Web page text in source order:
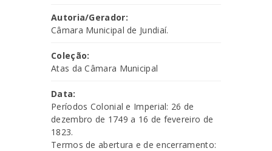
Autoria/Gerador:
Câmara Municipal de Jundiaí.
Coleção:
Atas da Câmara Municipal
Data:
Períodos Colonial e Imperial: 26 de
dezembro de 1749 a 16 de fevereiro de
1823.
Termos de abertura e de encerramento: